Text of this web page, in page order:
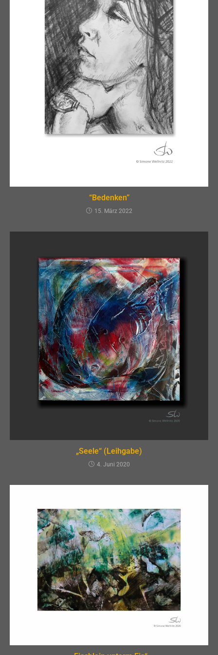
“Bedenken”
15. März 2022
„Seele“ (Leihgabe)
4. Juni 2020